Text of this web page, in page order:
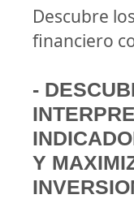
Descubre
financiero
-
Y